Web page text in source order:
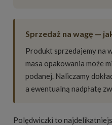
Sprzedaż na wagę —
Produkt sprzedajemy na
masa opakowania może
podanej. Naliczamy
a ewentualną nadpłatę
Polędwiczki to